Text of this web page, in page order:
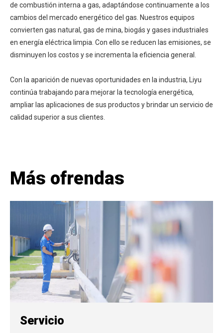
de combustión interna a gas, adaptándose continuamente a los
cambios del mercado energético del gas. Nuestros equipos
convierten gas natural, gas de mina, biogás y gases industriales
en energía eléctrica limpia. Con ello se reducen las emisiones, se
disminuyen los costos y se incrementa la eficiencia general.
Con la aparición de nuevas oportunidades en la industria, Liyu
continúa trabajando para mejorar la tecnología energética,
ampliar las aplicaciones de sus productos y brindar un servicio de
calidad superior a sus clientes.
Más ofrendas
Servicio